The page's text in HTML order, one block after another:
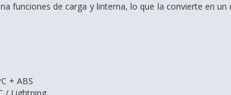
funciones de carga y linterna, lo que la convierte en
+ ABS